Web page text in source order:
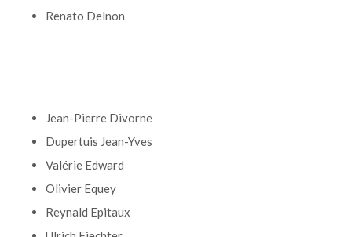
Renato Delnon
Jean-Pierre Divorne
Dupertuis Jean-Yves
Valérie Edward
Olivier Equey
Reynald Epitaux